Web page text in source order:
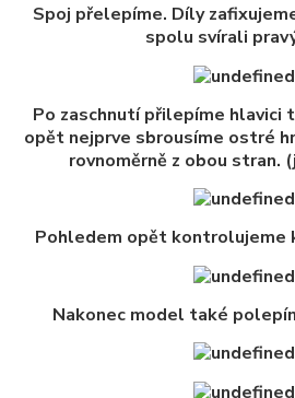
Spoj přelepíme. Díly
spolu svírali
Po zaschnutí přilepíme hlavici
opět nejprve sbrousíme ostré
rovnoměrně z obou stran.
Pohledem opět kontrolujeme
Nakonec model také